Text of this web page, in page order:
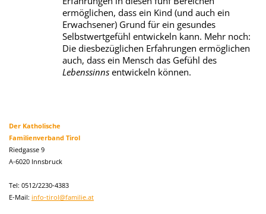
ermöglichen, dass ein Kind (und auch ein
Erwachsener) Grund für ein gesundes
Selbstwertgefühl entwickeln kann. Mehr noch:
Die diesbezüglichen Erfahrungen ermöglichen
auch, dass ein Mensch das Gefühl des
Lebenssinns entwickeln können.
Der Katholische
Familienverband Tirol
Riedgasse 9
A-6020 Innsbruck
Tel: 0512/2230-4383
E-Mail: info-tirol@familie.at